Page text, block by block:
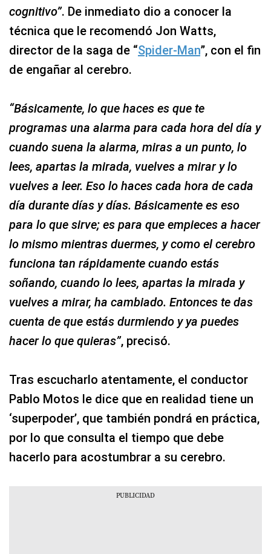
cognitivo”. De inmediato dio a conocer la
técnica que le recomendó Jon Watts,
director de la saga de “Spider-Man”, con el fin
de engañar al cerebro.
“Básicamente, lo que haces es que te
programas una alarma para cada hora del día y
cuando suena la alarma, miras a un punto, lo
lees, apartas la mirada, vuelves a mirar y lo
vuelves a leer. Eso lo haces cada hora de cada
día durante días y días. Básicamente es eso
para lo que sirve; es para que empieces a hacer
lo mismo mientras duermes, y como el cerebro
funciona tan rápidamente cuando estás
soñando, cuando lo lees, apartas la mirada y
vuelves a mirar, ha cambiado. Entonces te das
cuenta de que estás durmiendo y ya puedes
hacer lo que quieras”, precisó.
Tras escucharlo atentamente, el conductor
Pablo Motos le dice que en realidad tiene un
‘superpoder’, que también pondrá en práctica,
por lo que consulta el tiempo que debe
hacerlo para acostumbrar a su cerebro.